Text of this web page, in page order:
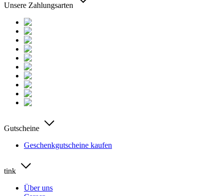
Unsere Zahlungsarten
Gutscheine
Geschenkgutscheine kaufen
tink
Über uns